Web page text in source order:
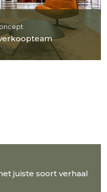
juiste soort verhaal